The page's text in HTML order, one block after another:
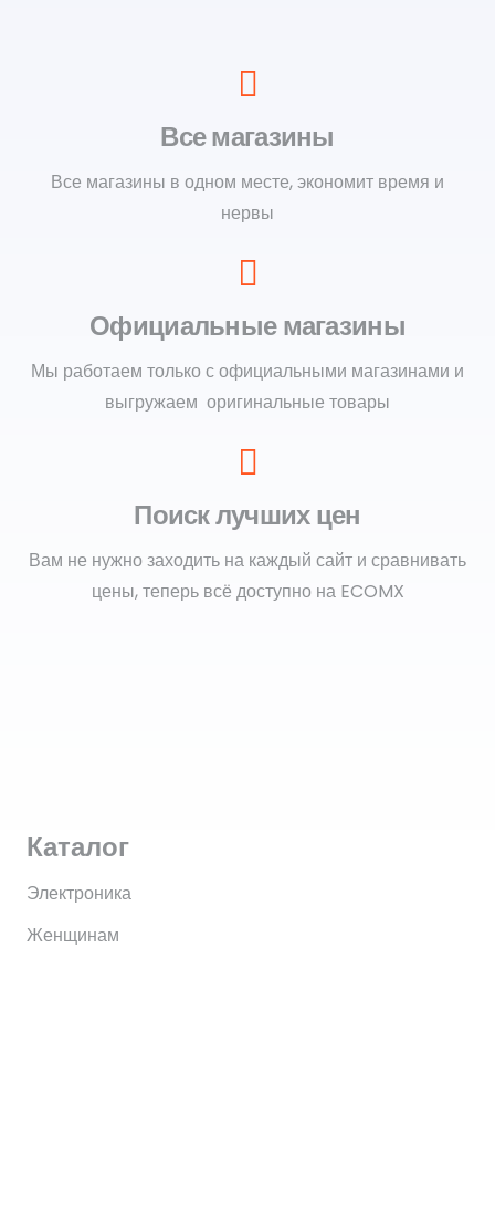
Все магазины
Все магазины в одном месте, экономит время и
нервы
Официальные магазины
Мы работаем только с официальными магазинами и
выгружаем оригинальные товары
Поиск лучших цен
Вам не нужно заходить на каждый сайт и сравнивать
цены, теперь всё доступно на ECOMX
Каталог
Электроника
Женщинам